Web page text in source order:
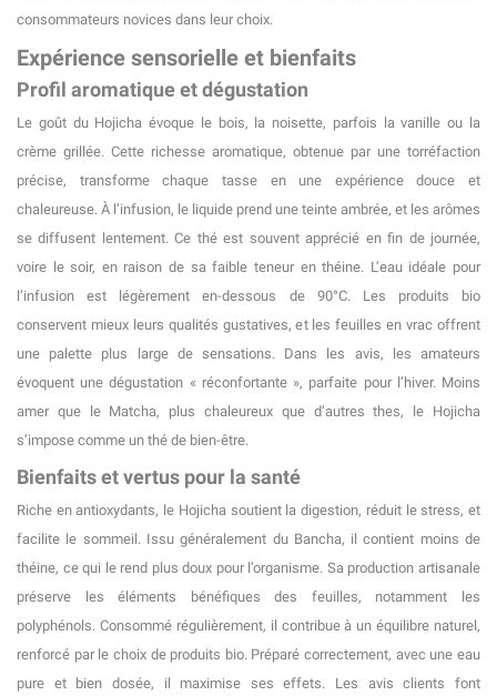
consommateurs novices dans leur choix.
Expérience sensorielle et bienfaits
Profil aromatique et dégustation
Le goût du Hojicha évoque le bois, la noisette, parfois la vanille ou la
crème grillée. Cette richesse aromatique, obtenue par une torréfaction
précise, transforme chaque tasse en une expérience douce et
chaleureuse. À l’infusion, le liquide prend une teinte ambrée, et les arômes
se diffusent lentement. Ce thé est souvent apprécié en fin de journée,
voire le soir, en raison de sa faible teneur en théine. L’eau idéale pour
l’infusion est légèrement en-dessous de 90°C. Les produits bio
conservent mieux leurs qualités gustatives, et les feuilles en vrac offrent
une palette plus large de sensations. Dans les avis, les amateurs
évoquent une dégustation « réconfortante », parfaite pour l’hiver. Moins
amer que le Matcha, plus chaleureux que d’autres thes, le Hojicha
s’impose comme un thé de bien-être.
Bienfaits et vertus pour la santé
Riche en antioxydants, le Hojicha soutient la digestion, réduit le stress, et
facilite le sommeil. Issu généralement du Bancha, il contient moins de
théine, ce qui le rend plus doux pour l’organisme. Sa production artisanale
préserve les éléments bénéfiques des feuilles, notamment les
polyphénols. Consommé régulièrement, il contribue à un équilibre naturel,
renforcé par le choix de produits bio. Préparé correctement, avec une eau
pure et bien dosée, il maximise ses effets. Les avis clients font